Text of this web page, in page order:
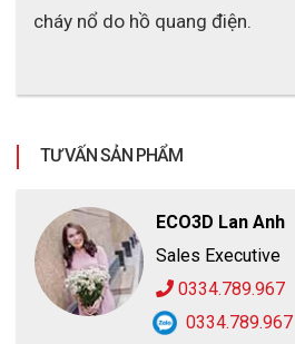
cháy nổ do hồ quang điện.
TƯ VẤN SẢN PHẨM
ECO3D Lan Anh
Sales Executive
0334.789.967
0334.789.967